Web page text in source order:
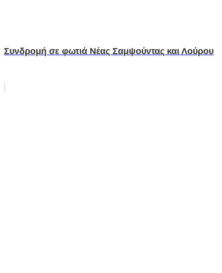
Συνδρομή σε φωτιά Νέας Σαμψούντας και Λούρου